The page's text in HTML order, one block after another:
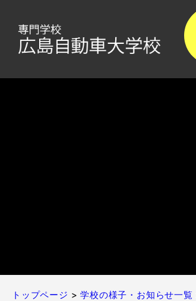
トップページ >学校の様子・お知らせ一覧